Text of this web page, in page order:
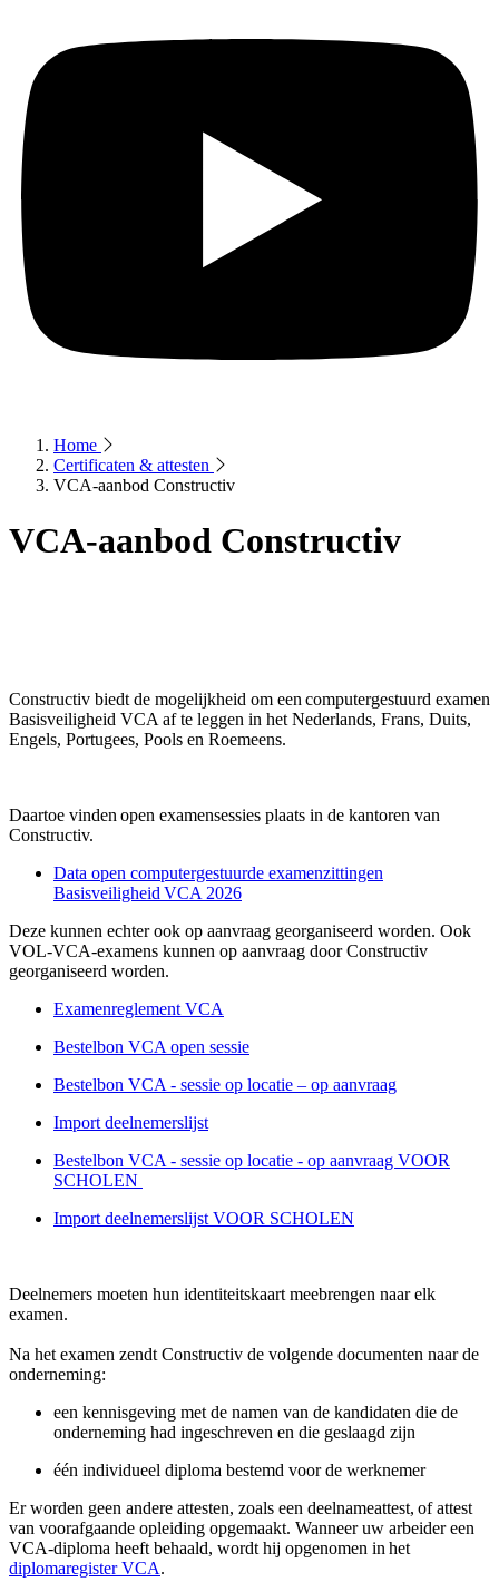
Home
Certificaten & attesten
VCA-aanbod Constructiv
VCA-aanbod Constructiv
Constructiv biedt de mogelijkheid om een computergestuurd examen
Basisveiligheid VCA af te leggen in het Nederlands, Frans, Duits,
Engels, Portugees, Pools en Roemeens.
Daartoe vinden open examensessies plaats in de kantoren van
Constructiv.
Data open computergestuurde examenzittingen
Basisveiligheid VCA 2026
Deze kunnen echter ook op aanvraag georganiseerd worden. Ook
VOL-VCA-examens kunnen op aanvraag door Constructiv
georganiseerd worden.
Examenreglement VCA
Bestelbon VCA open sessie
Bestelbon VCA - sessie op locatie – op aanvraag
Import deelnemerslijst
Bestelbon VCA - sessie op locatie - op aanvraag VOOR
SCHOLEN
Import deelnemerslijst VOOR SCHOLEN
Deelnemers moeten hun identiteitskaart meebrengen naar elk
examen.
Na het examen zendt Constructiv de volgende documenten naar de
onderneming:
een kennisgeving met de namen van de kandidaten die de
onderneming had ingeschreven en die geslaagd zijn
één individueel diploma bestemd voor de werknemer
Er worden geen andere attesten, zoals een deelnameattest, of attest
van voorafgaande opleiding opgemaakt. Wanneer uw arbeider een
VCA-diploma heeft behaald, wordt hij opgenomen in het
diplomaregister VCA.